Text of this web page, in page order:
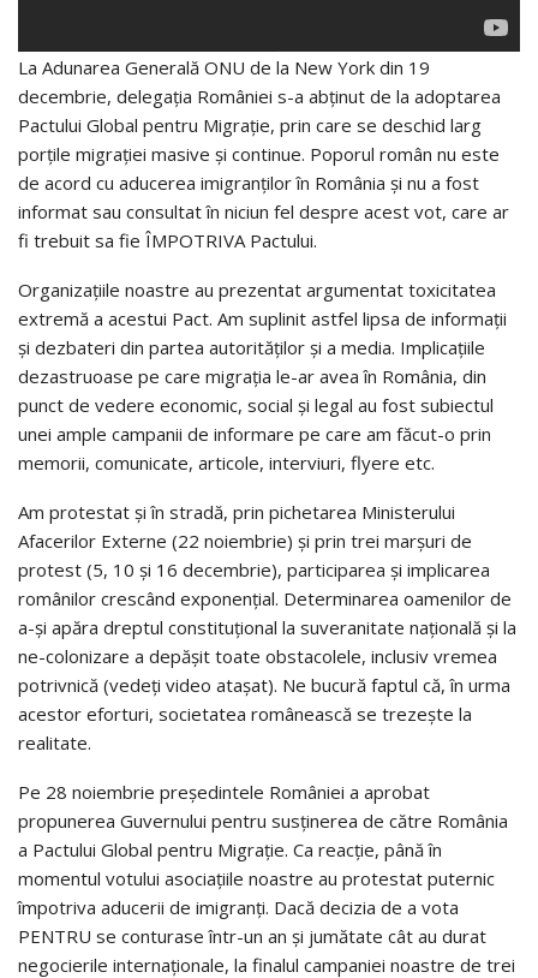
La Adunarea Generală ONU de la New York din 19
decembrie, delegația României s-a abținut de la adoptarea
Pactului Global pentru Migrație, prin care se deschid larg
porțile migrației masive și continue. Poporul român nu este
de acord cu aducerea imigranților în România și nu a fost
informat sau consultat în niciun fel despre acest vot, care ar
fi trebuit sa fie ÎMPOTRIVA Pactului.
Organizațiile noastre au prezentat argumentat toxicitatea
extremă a acestui Pact. Am suplinit astfel lipsa de informații
și dezbateri din partea autorităților şi a media. Implicațiile
dezastruoase pe care migrația le-ar avea în România, din
punct de vedere economic, social și legal au fost subiectul
unei ample campanii de informare pe care am făcut-o prin
memorii, comunicate, articole, interviuri, flyere etc.
Am protestat și în stradă, prin pichetarea Ministerului
Afacerilor Externe (22 noiembrie) și prin trei marșuri de
protest (5, 10 și 16 decembrie), participarea și implicarea
românilor crescând exponențial. Determinarea oamenilor de
a-și apăra dreptul constituțional la suveranitate națională și la
ne-colonizare a depășit toate obstacolele, inclusiv vremea
potrivnică (vedeți video atașat). Ne bucură faptul că, în urma
acestor eforturi, societatea românească se trezește la
realitate.
Pe 28 noiembrie președintele României a aprobat
propunerea Guvernului pentru susținerea de către România
a Pactului Global pentru Migrație. Ca reacție, până în
momentul votului asociațiile noastre au protestat puternic
împotriva aducerii de imigranți. Dacă decizia de a vota
PENTRU se conturase într-un an și jumătate cât au durat
negocierile internaționale, la finalul campaniei noastre de trei